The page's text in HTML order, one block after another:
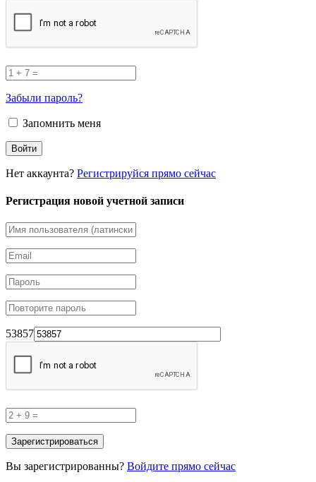
Забыли пароль?
Запомнить меня
Нет аккаунта? Регистрируйся прямо сейчас
Регистрация новой учетной записи
53857
Вы зарегистрированны? Войдите прямо сейчас